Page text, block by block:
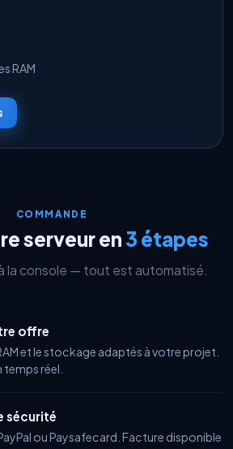
RAM
COMMANDE
serveur en 3 étapes
la console — tout est automatisé.
offre
et le stockage adaptés à votre projet.
réel.
sécurité
ou Paysafecard. Facture disponible